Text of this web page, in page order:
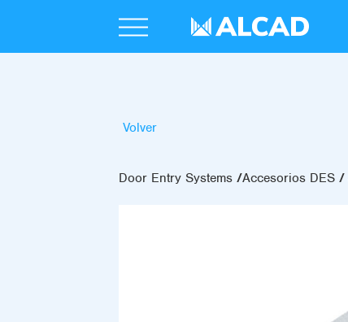
Volver
Door Entry Systems Accesorios DES